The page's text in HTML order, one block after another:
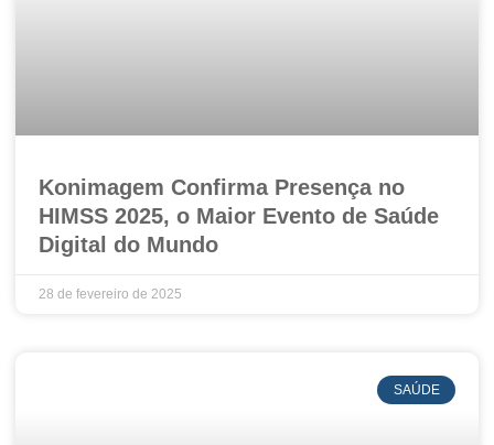
Konimagem Confirma Presença no
HIMSS 2025, o Maior Evento de Saúde
Digital do Mundo
28 de fevereiro de 2025
SAÚDE